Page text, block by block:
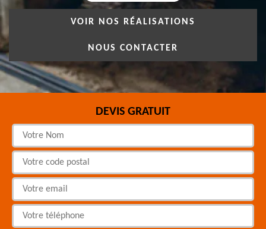
VOIR NOS RÉALISATIONS
NOUS CONTACTER
DEVIS GRATUIT